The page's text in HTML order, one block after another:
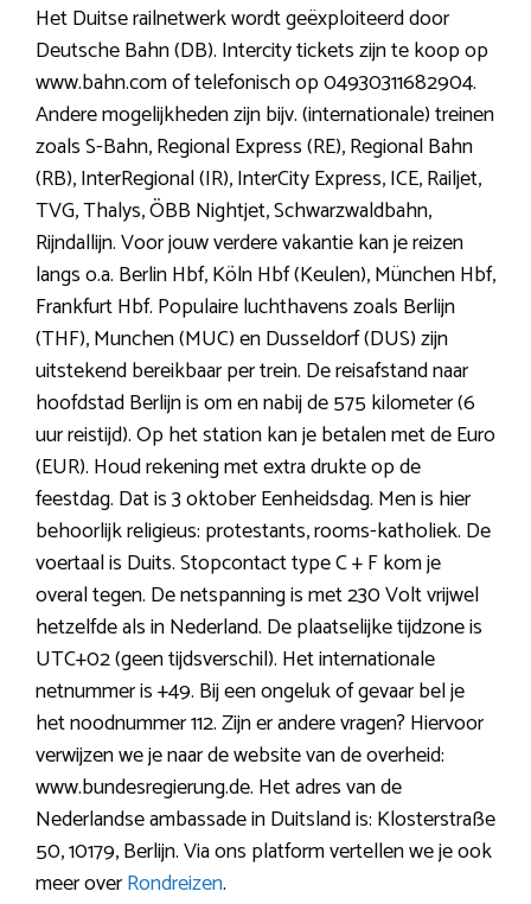
Het Duitse railnetwerk wordt geëxploiteerd door
Deutsche Bahn (DB). Intercity tickets zijn te koop op
www.bahn.com of telefonisch op 04930311682904.
Andere mogelijkheden zijn bijv. (internationale) treinen
zoals S-Bahn, Regional Express (RE), Regional Bahn
(RB), InterRegional (IR), InterCity Express, ICE, Railjet,
TVG, Thalys, ÖBB Nightjet, Schwarzwaldbahn,
Rijndallijn. Voor jouw verdere vakantie kan je reizen
langs o.a. Berlin Hbf, Köln Hbf (Keulen), München Hbf,
Frankfurt Hbf. Populaire luchthavens zoals Berlijn
(THF), Munchen (MUC) en Dusseldorf (DUS) zijn
uitstekend bereikbaar per trein. De reisafstand naar
hoofdstad Berlijn is om en nabij de 575 kilometer (6
uur reistijd). Op het station kan je betalen met de Euro
(EUR). Houd rekening met extra drukte op de
feestdag. Dat is 3 oktober Eenheidsdag. Men is hier
behoorlijk religieus: protestants, rooms-katholiek. De
voertaal is Duits. Stopcontact type C + F kom je
overal tegen. De netspanning is met 230 Volt vrijwel
hetzelfde als in Nederland. De plaatselijke tijdzone is
UTC+02 (geen tijdsverschil). Het internationale
netnummer is +49. Bij een ongeluk of gevaar bel je
het noodnummer 112. Zijn er andere vragen? Hiervoor
verwijzen we je naar de website van de overheid:
www.bundesregierung.de. Het adres van de
Nederlandse ambassade in Duitsland is: Klosterstraße
50, 10179, Berlijn. Via ons platform vertellen we je ook
meer overRondreizen.